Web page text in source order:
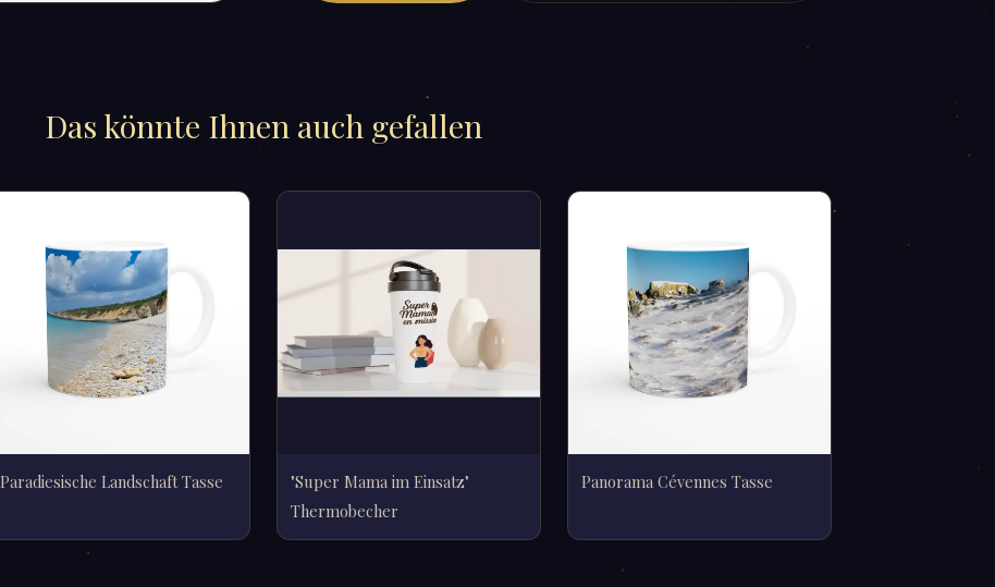
Das könnte Ihnen auch gefallen
Paradiesische Landschaft Tasse
"Super Mama im Einsatz"
Thermobecher
Panorama Cévennes Tasse